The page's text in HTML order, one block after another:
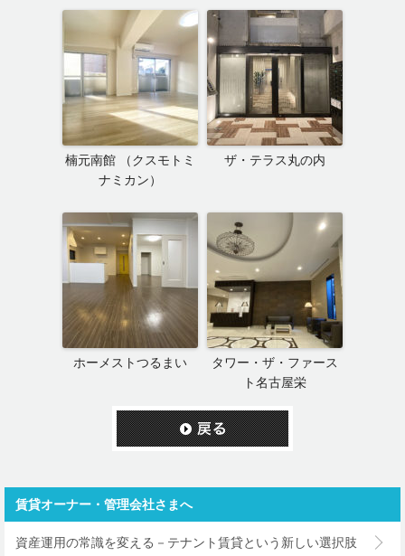
楠元南館 （クスモトミ
ナミカン）
ザ・テラス丸の内
ホーメストつるまい
タワー・ザ・ファース
ト名古屋栄
賃貸オーナー・管理会社さまへ
資産運用の常識を変える－テナント賃貸という新しい選択肢